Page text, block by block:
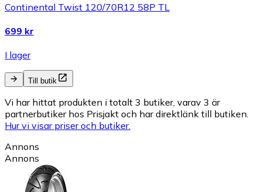
Continental Twist 120/70R12 58P TL
699 kr
I lager
Till butik
Vi har hittat produkten i totalt 3 butiker, varav 3 är
partnerbutiker hos Prisjakt och har direktlänk till butiken.
Hur vi visar priser och butiker.
Annons
Annons